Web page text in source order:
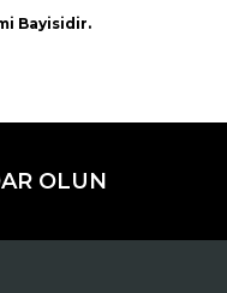
Bayisidir.
OLUN